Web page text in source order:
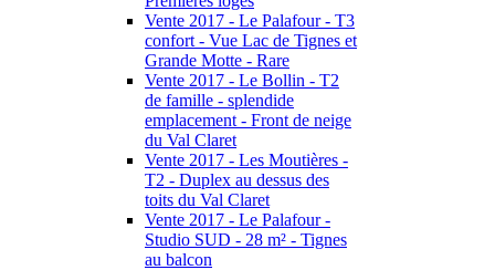
Vente 2017 - Le Palafour - T3
confort - Vue Lac de Tignes et
Grande Motte - Rare
Vente 2017 - Le Bollin - T2
de famille - splendide
emplacement - Front de neige
du Val Claret
Vente 2017 - Les Moutières -
T2 - Duplex au dessus des
toits du Val Claret
Vente 2017 - Le Palafour -
Studio SUD - 28 m² - Tignes
au balcon